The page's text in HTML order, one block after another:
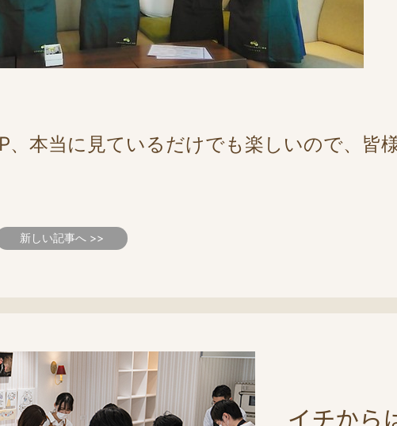
、本当に見ているだけでも楽しいので、皆
新しい記事へ >>
イチから